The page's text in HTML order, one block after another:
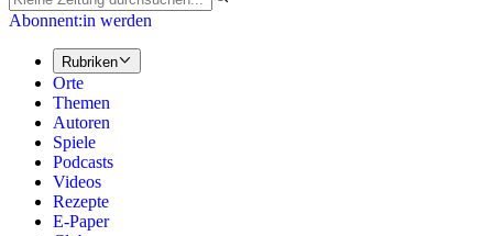
Abonnent:in werden
Rubriken
Orte
Themen
Autoren
Spiele
Podcasts
Videos
Rezepte
E-Paper